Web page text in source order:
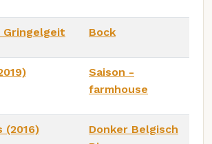
Gringelgeit Bock
Saison -
farmhouse
(2016)
Donker Belgisch